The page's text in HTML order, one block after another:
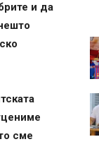
и да
сме